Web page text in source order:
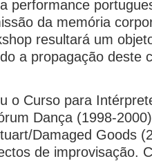
performance
da memória
resultará um
a propagação deste
o Curso para
Dança (1998-
Damaged Goods
de improvisação.